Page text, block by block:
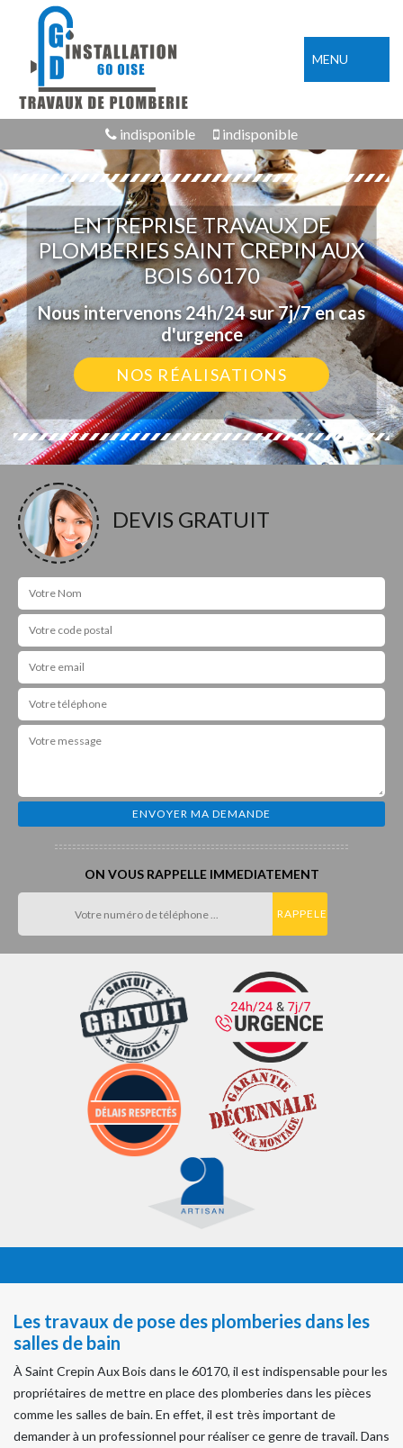
MENU
indisponible indisponible
ENTREPRISE TRAVAUX DE
PLOMBERIES SAINT CREPIN AUX
BOIS 60170
Nous intervenons 24h/24 sur 7j/7 en cas
d'urgence
NOS RÉALISATIONS
DEVIS GRATUIT
ON VOUS RAPPELLE IMMEDIATEMENT
Les travaux de pose des plomberies dans les
salles de bain
À Saint Crepin Aux Bois dans le 60170, il est indispensable pour les
propriétaires de mettre en place des plomberies dans les pièces
comme les salles de bain. En effet, il est très important de
demander à un professionnel pour réaliser ce genre de travail. Dans